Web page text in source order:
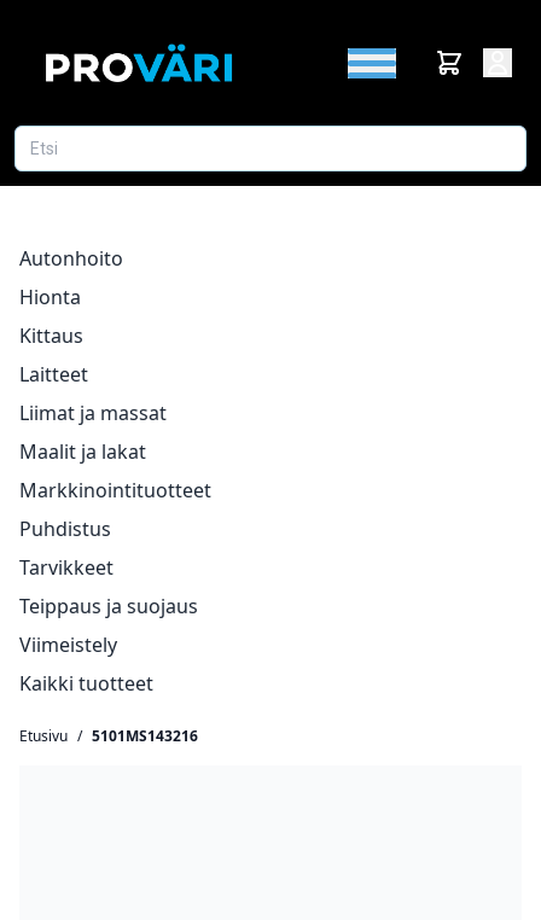
Autonhoito
Hionta
Kittaus
Laitteet
Liimat ja massat
Maalit ja lakat
Markkinointituotteet
Puhdistus
Tarvikkeet
Teippaus ja suojaus
Viimeistely
Kaikki tuotteet
Etusivu / 5101MS143216